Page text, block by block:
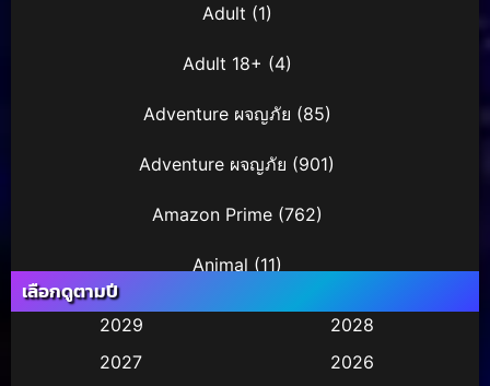
Adult (1)
Adult 18+ (4)
Adventure ผจญภัย (85)
Adventure ผจญภัย (901)
Amazon Prime(762)
Animal (11)
Animation การ์ตูน(36)
Animation การ์ตูน (247)
เลือกดูตามปี
2029
2028
2027
2026